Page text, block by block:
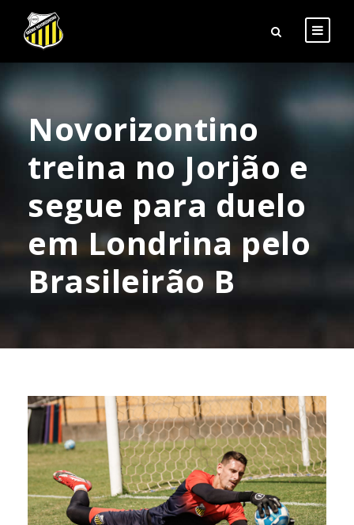
Novorizontino
treina no Jorjão e
segue para duelo
em Londrina pelo
Brasileirão B